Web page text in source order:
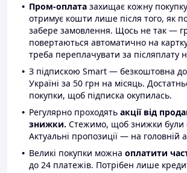
Пром-оплата захищає кожну
отримує кошти лише після того, як
забере замовлення. Щось не так —
повертаються автоматично на
треба переплачувати за післяплату
З підпискою Smart — безкоштовна
Україні за 50 грн на місяць.
покупки, щоб підписка окупилась.
Регулярно проходять акції від
знижки. Стежимо, щоб знижки були
Актуальні пропозиції — на головній
Великі покупки можна оплатити
до 24 платежів. Потрібен лише